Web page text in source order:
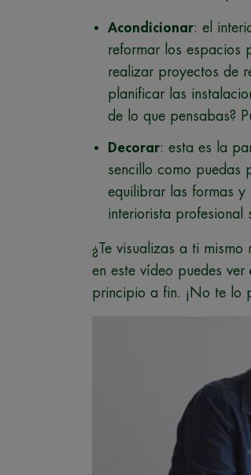
Acondicionar: el
reformar los espacios
realizar proyectos de
planificar las
de lo que pensabas?
Decorar: esta es la
sencillo como puedas
equilibrar las formas
interiorista profesional
¿Te visualizas a ti mismo
en este vídeo puedes ver
principio a fin. ¡No te lo